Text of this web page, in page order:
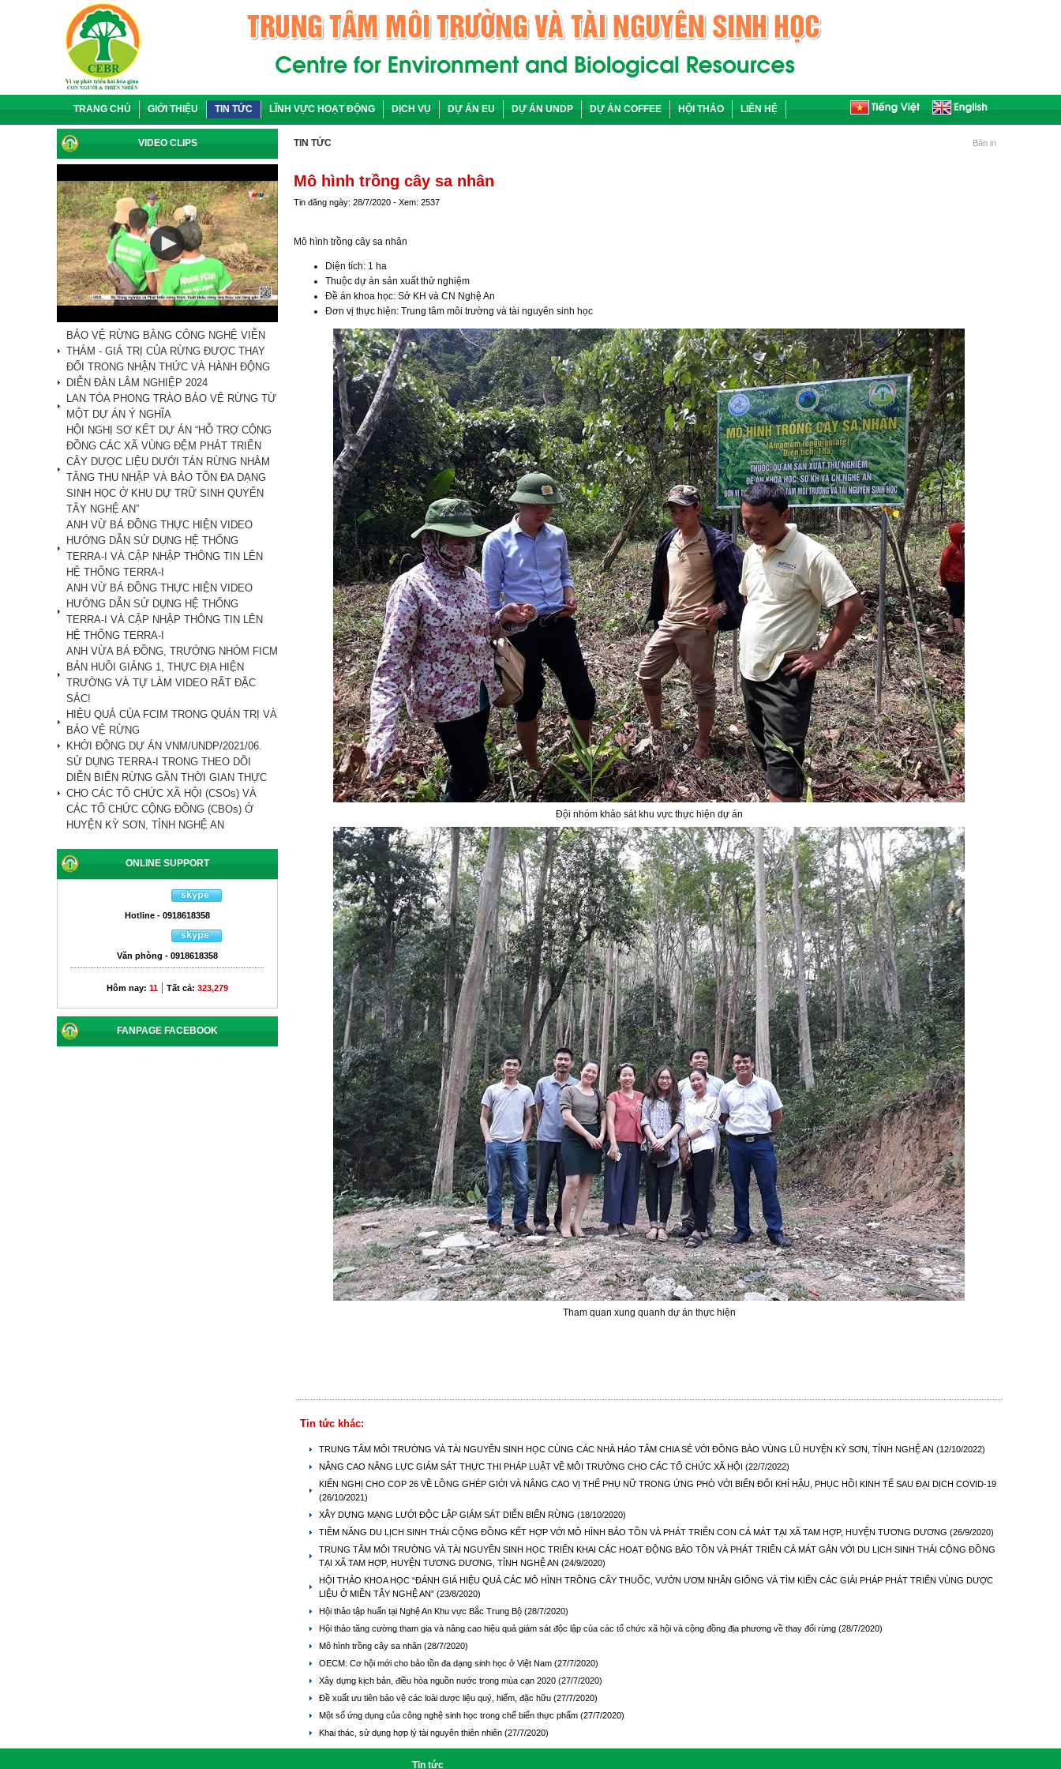
TRANG CHỦ GIỚI THIỆU TIN TỨC LĨNH VỰC HOẠT ĐỘNG DỊCH VỤ DỰ ÁN EU DỰ ÁN UNDP DỰ ÁN COFFEE HỘI THẢO LIÊN HỆ
VIDEO CLIPS
BẢO VỆ RỪNG BẰNG CÔNG NGHỆ VIỄN
THÁM - GIÁ TRỊ CỦA RỪNG ĐƯỢC THAY
ĐỔI TRONG NHẬN THỨC VÀ HÀNH ĐỘNG
DIỄN ĐÀN LÂM NGHIỆP 2024
LAN TỎA PHONG TRÀO BẢO VỆ RỪNG TỪ
MỘT DỰ ÁN Ý NGHĨA
HỘI NGHỊ SƠ KẾT DỰ ÁN “HỖ TRỢ CỘNG
ĐỒNG CÁC XÃ VÙNG ĐỆM PHÁT TRIỂN
CÂY DƯỢC LIỆU DƯỚI TÁN RỪNG NHẰM
TĂNG THU NHẬP VÀ BẢO TỒN ĐA DẠNG
SINH HỌC Ở KHU DỰ TRỮ SINH QUYỂN
TÂY NGHỆ AN”
ANH VỪ BÁ ĐỒNG THỰC HIỆN VIDEO
HƯỚNG DẪN SỬ DỤNG HỆ THỐNG
TERRA-I VÀ CẬP NHẬP THÔNG TIN LÊN
HỆ THỐNG TERRA-I
ANH VỪ BÁ ĐỒNG THỰC HIỆN VIDEO
HƯỚNG DẪN SỬ DỤNG HỆ THỐNG
TERRA-I VÀ CẬP NHẬP THÔNG TIN LÊN
HỆ THỐNG TERRA-I
ANH VỪA BÁ ĐỒNG, TRƯỞNG NHÓM FICM
BẢN HUỒI GIẢNG 1, THỰC ĐỊA HIỆN
TRƯỜNG VÀ TỰ LÀM VIDEO RẤT ĐẶC
SẮC!
HIỆU QUẢ CỦA FCIM TRONG QUẢN TRỊ VÀ
BẢO VỆ RỪNG
KHỞI ĐỘNG DỰ ÁN VNM/UNDP/2021/06.
SỬ DỤNG TERRA-I TRONG THEO DÕI
DIỄN BIẾN RỪNG GẦN THỜI GIAN THỰC
CHO CÁC TỔ CHỨC XÃ HỘI (CSOs) VÀ
CÁC TỔ CHỨC CỘNG ĐỒNG (CBOs) Ở
HUYỆN KỲ SƠN, TỈNH NGHỆ AN
ONLINE SUPPORT
Hotline - 0918618358
Văn phòng - 0918618358
Hôm nay: 11 | Tất cả: 323,279
FANPAGE FACEBOOK
TIN TỨC Bản in
Mô hình trồng cây sa nhân
Tin đăng ngày: 28/7/2020 - Xem: 2537
Mô hình trồng cây sa nhân
Diện tích: 1 ha
Thuộc dự án sản xuất thử nghiệm
Đề án khoa học: Sở KH và CN Nghệ An
Đơn vị thực hiện: Trung tâm môi trường và tài nguyên sinh học
Đội nhóm khảo sát khu vực thực hiện dự án
Tham quan xung quanh dự án thực hiện
Tin tức khác:
TRUNG TÂM MÔI TRƯỜNG VÀ TÀI NGUYÊN SINH HỌC CÙNG CÁC NHÀ HẢO TÂM CHIA SẺ VỚI ĐỒNG BÀO VÙNG LŨ HUYỆN KỲ SƠN, TỈNH NGHỆ AN (12/10/2022)
NÂNG CAO NĂNG LỰC GIÁM SÁT THỰC THI PHÁP LUẬT VỀ MÔI TRƯỜNG CHO CÁC TỔ CHỨC XÃ HỘI (22/7/2022)
KIẾN NGHỊ CHO COP 26 VỀ LỒNG GHÉP GIỚI VÀ NÂNG CAO VỊ THẾ PHỤ NỮ TRONG ỨNG PHÓ VỚI BIẾN ĐỔI KHÍ HẬU, PHỤC HỒI KINH TẾ SAU ĐẠI DỊCH COVID-19
(26/10/2021)
XÂY DỰNG MẠNG LƯỚI ĐỘC LẬP GIÁM SÁT DIỄN BIẾN RỪNG (18/10/2020)
TIỀM NĂNG DU LỊCH SINH THÁI CỘNG ĐỒNG KẾT HỢP VỚI MÔ HÌNH BẢO TỒN VÀ PHÁT TRIỂN CON CÁ MÁT TẠI XÃ TAM HỢP, HUYỆN TƯƠNG DƯƠNG (26/9/2020)
TRUNG TÂM MÔI TRƯỜNG VÀ TÀI NGUYÊN SINH HỌC TRIỂN KHAI CÁC HOẠT ĐỘNG BẢO TỒN VÀ PHÁT TRIỂN CÁ MÁT GẮN VỚI DU LỊCH SINH THÁI CỘNG ĐỒNG
TẠI XÃ TAM HỢP, HUYỆN TƯƠNG DƯƠNG, TỈNH NGHỆ AN (24/9/2020)
HỘI THẢO KHOA HỌC “ĐÁNH GIÁ HIỆU QUẢ CÁC MÔ HÌNH TRỒNG CÂY THUỐC, VƯỜN ƯƠM NHÂN GIỐNG VÀ TÌM KIẾN CÁC GIẢI PHÁP PHÁT TRIỂN VÙNG DƯỢC
LIỆU Ở MIỀN TÂY NGHỆ AN” (23/8/2020)
Hội thảo tập huấn tại Nghệ An Khu vực Bắc Trung Bộ (28/7/2020)
Hội thảo tăng cường tham gia và nâng cao hiệu quả giám sát độc lập của các tổ chức xã hội và cộng đồng địa phương về thay đổi rừng (28/7/2020)
Mô hình trồng cây sa nhân (28/7/2020)
OECM: Cơ hội mới cho bảo tồn đa dạng sinh học ở Việt Nam (27/7/2020)
Xây dựng kịch bản, điều hòa nguồn nước trong mùa cạn 2020 (27/7/2020)
Đề xuất ưu tiên bảo vệ các loài dược liệu quý, hiếm, đặc hữu (27/7/2020)
Một số ứng dụng của công nghệ sinh học trong chế biến thực phẩm (27/7/2020)
Khai thác, sử dụng hợp lý tài nguyên thiên nhiên (27/7/2020)
Tin tức